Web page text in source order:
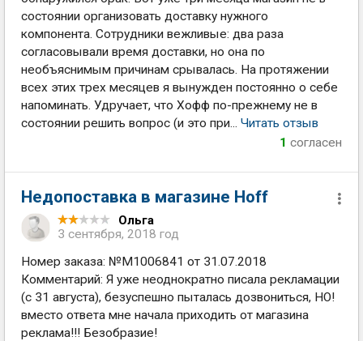
состоянии организовать доставку нужного
компонента. Сотрудники вежливые: два раза
согласовывали время доставки, но она по
необъяснимым причинам срывалась. На протяжении
всех этих трех месяцев я вынужден постоянно о себе
напоминать. Удручает, что Хофф по-прежнему не в
состоянии решить вопрос (и это при... Читать отзыв
1 согласен
Недопоставка в магазине Hoff
Ольга
3 сентября, 2018 год
Номер заказа: №M1006841 от 31.07.2018
Комментарий: Я уже неоднократно писала рекламации
(с 31 августа), безуспешно пыталась дозвониться, НО!
вместо ответа мне начала приходить от магазина
реклама!!! Безобразие!